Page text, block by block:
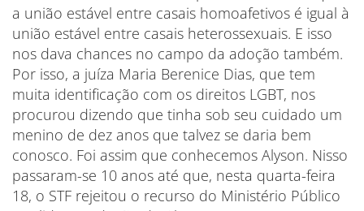
a união estável entre casais homoafetivos é igual à
união estável entre casais heterossexuais. E isso
nos dava chances no campo da adoção também.
Por isso, a juíza Maria Berenice Dias, que tem
muita identificação com os direitos LGBT, nos
procurou dizendo que tinha sob seu cuidado um
menino de dez anos que talvez se daria bem
conosco. Foi assim que conhecemos Alyson. Nisso
passaram-se 10 anos até que, nesta quarta-feira
18, o STF rejeitou o recurso do Ministério Público